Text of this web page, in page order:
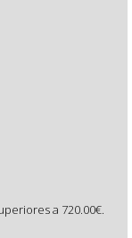
a 720.00€.